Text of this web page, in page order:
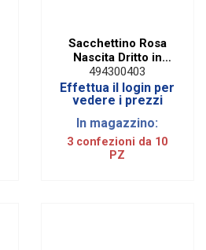
Sacchettino Rosa
Nascita Dritto in
Cotone (10 PZ)
494300403
Effettua il login per
vedere i prezzi
In magazzino:
3 confezioni da 10
PZ